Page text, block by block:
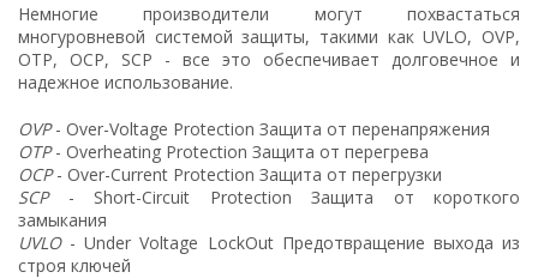
Немногие производители могут похвастаться
многуровневой системой защиты, такими как UVLO, OVP,
OTP, OCP, SCP - все это обеспечивает долговечное и
надежное использование.
OVP- Over-Voltage Protection Защита от перенапряжения
OTP- Overheating Protection Защита от перегрева
OCP- Over-Current Protection Защита от перегрузки
SCP- Short-Circuit Protection Защита от короткого
замыкания
UVLO- Under Voltage LockOut Предотвращение выхода из
строя ключей